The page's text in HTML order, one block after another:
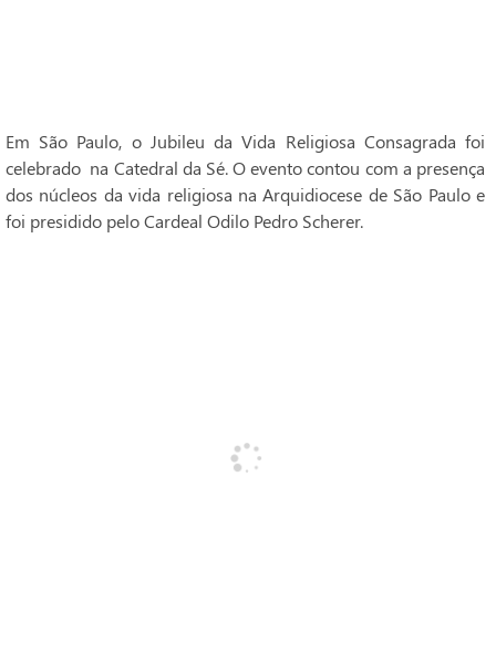
Em São Paulo, o Jubileu da Vida Religiosa Consagrada foi
celebrado na Catedral da Sé. O evento contou com a presença
dos núcleos da vida religiosa na Arquidiocese de São Paulo e
foi presidido pelo Cardeal Odilo Pedro Scherer.